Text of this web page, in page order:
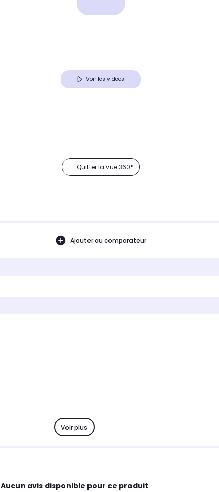
Voir les vidéos
Quitter la vue 360°
Ajouter au comparateur
Voir plus
Aucun avis disponible pour ce produit